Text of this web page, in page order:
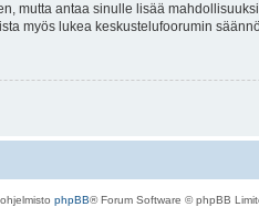
mutta antaa sinulle lisää
myös lukea keskustelufoorumin
phpBB® Forum Software © phpBB